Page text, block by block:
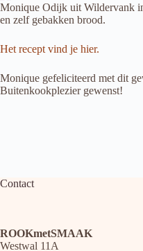
Monique Odijk uit Wildervank
en zelf gebakken brood.
Het recept vind je hier.
Monique gefeliciteerd met dit
Buitenkookplezier gewenst!
Contact
ROOKmetSMAAK
Westwal 11A